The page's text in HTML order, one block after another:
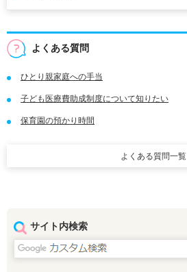
よくある質問
ひとり親家庭への手当
子ども医療費助成制度について知りたい
保育園の預かり時間
よくある質問一覧
サイト内検索